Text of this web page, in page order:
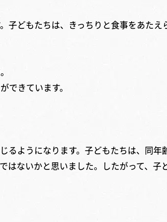
どもたちは、きっちりと食事をあたえ
きています。
ようになります。子どもたちは、同
はないかと思いました。したがって、